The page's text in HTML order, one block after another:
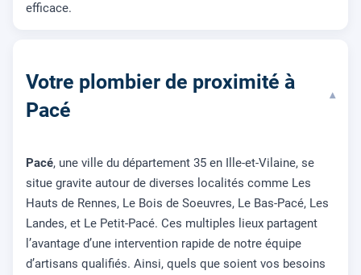
efficace.
Votre plombier de proximité à
Pacé
▾
Pacé, une ville du département 35 en Ille-et-Vilaine, se
situe gravite autour de diverses localités comme Les
Hauts de Rennes, Le Bois de Soeuvres, Le Bas-Pacé, Les
Landes, et Le Petit-Pacé. Ces multiples lieux partagent
l’avantage d’une intervention rapide de notre équipe
d’artisans qualifiés. Ainsi, quels que soient vos besoins